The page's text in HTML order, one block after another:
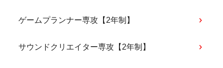
ゲームプランナー専攻【2年制】
サウンドクリエイター専攻【2年制】